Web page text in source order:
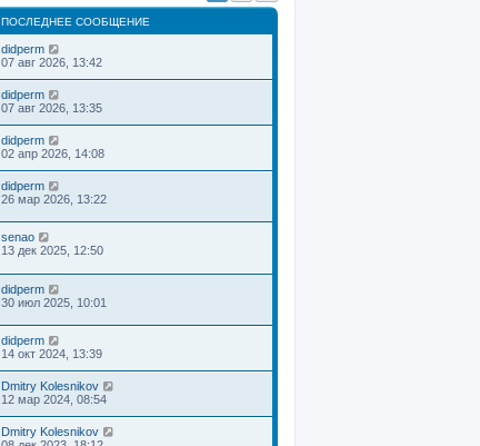
ПОСЛЕДНЕЕ СООБЩЕНИЕ
didperm
07 авг 2026, 13:42
didperm
07 авг 2026, 13:35
didperm
02 апр 2026, 14:08
didperm
26 мар 2026, 13:22
senao
13 дек 2025, 12:50
didperm
30 июл 2025, 10:01
didperm
14 окт 2024, 13:39
Dmitry Kolesnikov
12 мар 2024, 08:54
Dmitry Kolesnikov